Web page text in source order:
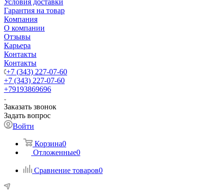
Условия доставки
Гарантия на товар
Компания
О компании
Отзывы
Карьера
Контакты
Контакты
+7 (343) 227-07-60
+7 (343) 227-07-60
+79193869696
Заказать звонок
Задать вопрос
Войти
Корзина0
Отложенные0
Сравнение товаров0